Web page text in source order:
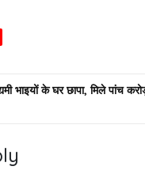
भाइयों के घर छापा, मिले पांच